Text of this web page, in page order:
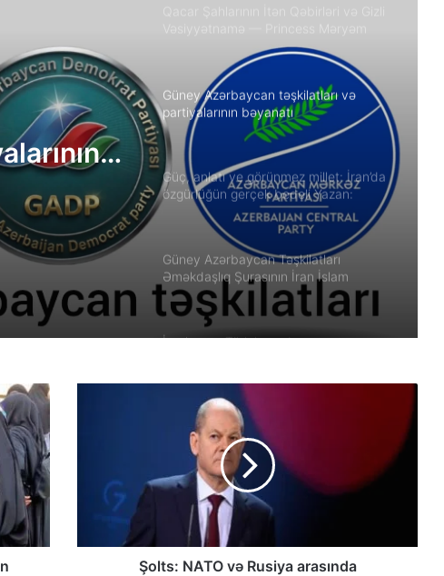
Fəruqi Qacar ilə Özəl Müsahibə
Güney Azərbaycan təşkilatları və
partiyalarının bəyanatı
Güç, anlatı ve görünmez millet: İran’da
özgürlüğün gerçek bedeli Yazan:
Ekber Lekestani | İranlı–Amerikalı
bağımsız gazeteci
Güney Azərbaycan Təşkilatları
Əməkdaşlıq Şurasının İran İslam
Respublikası rejiminin Azərbaycan
Respublikasına qarşı təcavüzkar
hücumunu qınayan bəyanatı
İran’ın son Türk hanedanının
Qacarların həqiqi varisi ortaya çıxdı –
Əhməd Şahın nəticəsi ilə ÖZƏL
MÜSAHİBƏ
Güney Azərbaycan Təşkilatları
Əməkdaşlıq Şurasının Xalq etirazlarını
dəstəkləmək və küçə etirazlarına
çağırışla bağlı bəyanatı
Şolts: NATO və Rusiya arasında